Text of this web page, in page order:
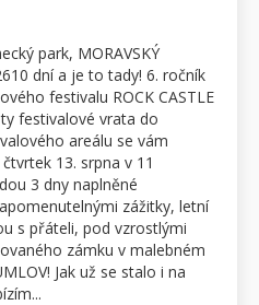
park, MORAVSKÝ
dní a je to tady! 6. ročník
festivalu ROCK CASTLE
festivalové vrata do
areálu se vám
13. srpna v 11
3 dny naplněné
zážitky, letní
s přáteli, pod vzrostlými
zámku v malebném
Jak už se stalo i na